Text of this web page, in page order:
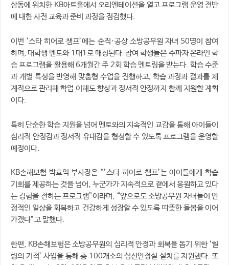
삼동에 위치한 KB아트홀에서 오리엔테이션을 열고 프로그램 운영 전반
에 대한 사전 교육과 준비 과정을 점검했다.
이번 ‘스타 히어로 챔프’에는 순직·공상 소방공무원 자녀 50명이 참여
하며, 대학생 멘토와 1대1로 매칭된다. 참여 학생들은 수파자 온라인 학
습 프로그램을 활용해 6개월간 주 2회 학습 멘토링을 받는다. 학습 수준
과 개별 특성을 반영해 맞춤형 수업을 진행하고, 학습 과정과 결과를 체
계적으로 관리해 학업 이해도 향상과 정서적 안정까지 함께 지원할 계획
이다.
특히 단순한 학습 지원을 넘어 멘토와의 지속적인 교감을 통해 아이들이
심리적 안정감과 정서적 유대감을 형성할 수 있도록 프로그램을 운영할
예정이다.
KB손해보험 박효익 부사장은 “’스타 히어로 챔프’는 아이들에게 학습
기회를 제공하는 것을 넘어, 누군가가 지속적으로 곁에서 응원하고 있다
는 경험을 전하는 프로그램”이라며, “앞으로도 소방공무원 자녀들이 안
정적인 일상을 회복하고 건강하게 성장할 수 있도록 따뜻한 돌봄을 이어
가겠다”고 말했다.
한편, KB손해보험은 소방공무원의 심리적 안정과 회복을 돕기 위한 ‘힐
링의 기적’ 사업을 통해 총 100개소의 심신안정실 설치를 지원했다. 또